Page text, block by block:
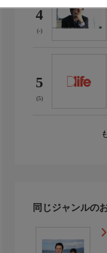
4
(-)
5
(5)
同じジャンルの